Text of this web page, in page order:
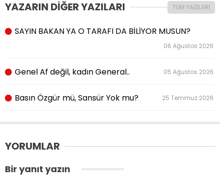
YAZARIN DİĞER YAZILARI TÜM YAZILARI
SAYIN BAKAN YA O TARAFI DA BİLİYOR MUSUN?
06 Ağustos 2026
Genel Af değil, kadın General.. 05 Ağustos 2026
Basın Özgür mü, Sansür Yok mu? 25 Temmuz 2026
YORUMLAR
Bir yanıt yazın